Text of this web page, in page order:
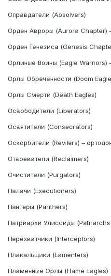
Оправдатели (Absolvers)
Орден Авроры (Aurora Chapter)
Орден Генезиса (Genesis
Орлиные Воины (Eagle Warriors)
Орлы Обречённости (Doom
Орлы Смерти (Death Eagles)
Освободители (Liberators)
Освятители (Consecrators)
Оскорбители (Revilers) –
Отвоеватели (Reclaimers)
Очистители (Purgators)
Палачи (Executioners)
Пантеры (Panthers)
Патриархи Улиссиды (Patriarchs
Перехватчики (Interceptors)
Плакальщики (Lamenters)
Пламенные Орлы (Flame Eagles)